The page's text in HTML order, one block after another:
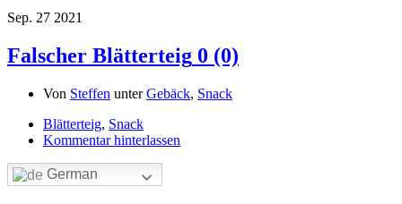
Sep. 27 2021
Falscher Blätterteig 0 (0)
Von Steffen unterGebäck, Snack
Blätterteig, Snack
Kommentar hinterlassen
German